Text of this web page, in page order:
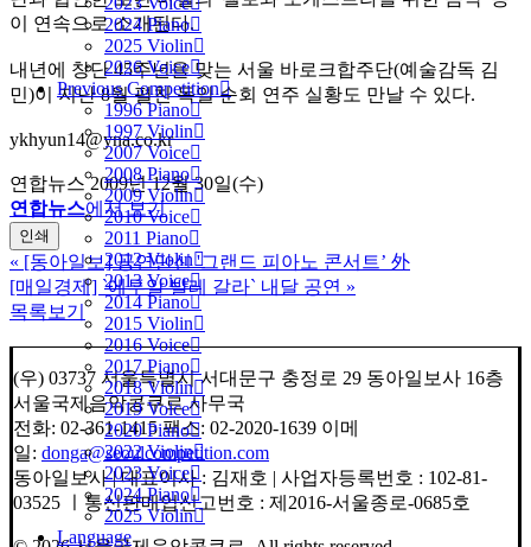
2024 Piano
2025 Violin
2026 Voice
Previous Competition
1996 Piano
1997 Violin
2007 Voice
2008 Piano
2009 Violin
2010 Voice
2011 Piano
2012 Violin
2013 Voice
2014 Piano
2015 Violin
2016 Voice
2017 Piano
2018 Violin
2019 Voice
2020 Piano
2022 Violin
2023 Voice
2024 Piano
2025 Violin
Language
이 연속으로 소개된다.
내년에 창단 45주년을 맞는 서울 바로크합주단(예술감독 김
민)이 지난 8월 펼친 독일 순회 연주 실황도 만날 수 있다.
ykhyun14@yna.co.kr
연합뉴스 2009년 12월 30일(수)
연합뉴스에서 보기
인쇄
« [동아일보] 공연단신 '그랜드 피아노 콘서트’ 外
[매일경제] `에투알 발레 갈라` 내달 공연 »
목록보기
(우) 03737 서울특별시 서대문구 충정로 29 동아일보사 16층
서울국제음악콩쿠르 사무국
전화: 02-361-1415 팩스: 02-2020-1639 이메
일: donga@seoulcompetition.com
동아일보사 | 대표이사 : 김재호 | 사업자등록번호 : 102-81-
03525 ㅣ통신판매업신고번호 : 제2016-서울종로-0685호